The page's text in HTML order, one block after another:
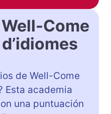
Come
de Well-Come
Esta academia
una puntuación